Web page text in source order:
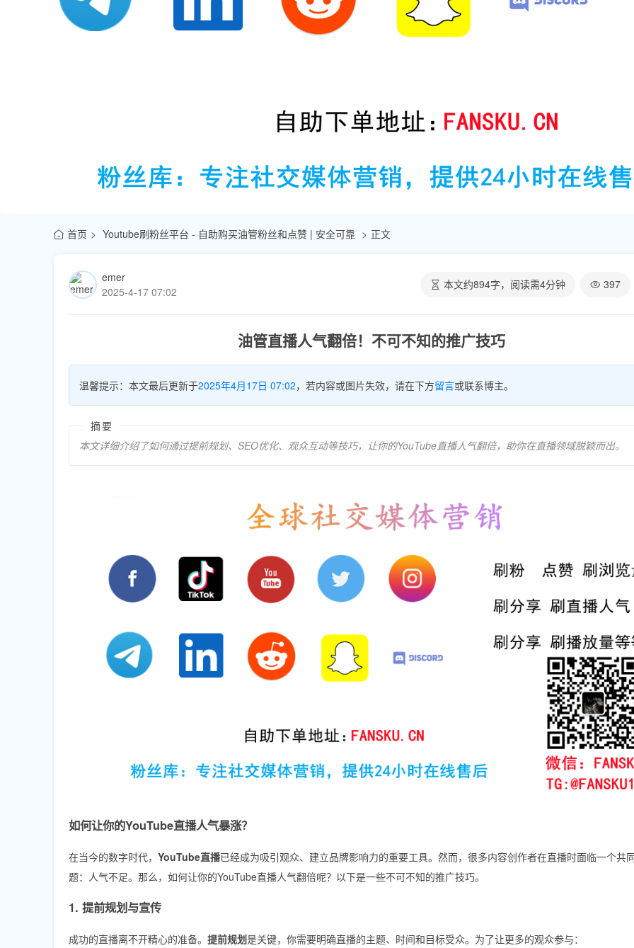
首页 Youtube刷粉丝平台 - 自助购买油管粉丝和点赞 | 安全可靠 正文
emer
2025-4-17 07:02
本文约894字，阅读需4分钟 397
油管直播人气翻倍！不可不知的推广技巧
温馨提示：本文最后更新于2025年4月17日 07:02，若内容或图片失效，请在下方留言或联系博主。
摘要
本文详细介绍了如何通过提前规划、SEO优化、观众互动等技巧，让你的YouTube直播人气翻倍，助你在直播领域脱颖而出。
如何让你的YouTube直播人气暴涨？
在当今的数字时代， YouTube直播已经成为吸引观众、建立品牌影响力的重要工具。然而，很多内容创作者在直播时面临一个共
题：人气不足。那么，如何让你的YouTube直播人气翻倍呢？以下是一些不可不知的推广技巧。
1. 提前规划与宣传
成功的直播离不开精心的准备。 提前规划是关键，你需要明确直播的主题、时间和目标受众。为了让更多的观众参与：